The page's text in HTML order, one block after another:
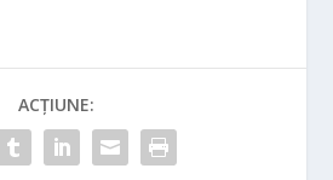
ACȚIUNE: